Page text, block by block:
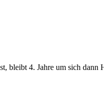
bleibt 4. Jahre um sich dann